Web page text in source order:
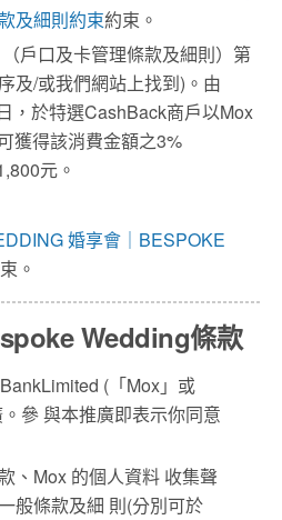
及細則約束約束。
戶口及卡管理條款及細則）第
及/或我們網站上找到)。由
，於特選CashBack商戶以Mox
獲得該消費金額之3%
元。
婚享會｜BESPOKE
。
Wedding條款
(「Mox」或
。參 與本推廣即表示你同意
、Mox 的個人資料 收集聲
般條款及細 則(分別可於